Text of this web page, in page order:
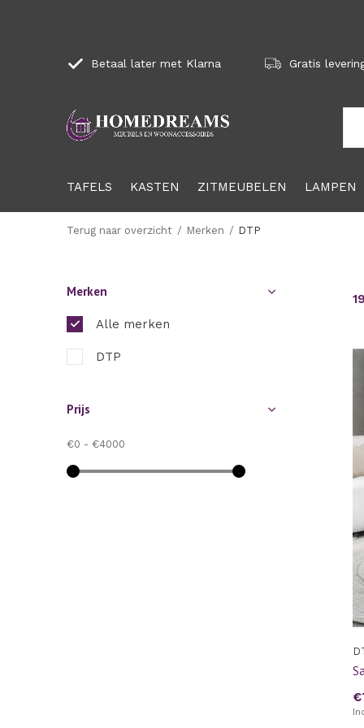
TAFELS KASTEN ZITMEUBELEN LAMPEN
Betaal later met Klarna Gratis
Terug naar overzicht Merken DTP
Merken
Alle merken
DTP
Prijs
€0 - €4000